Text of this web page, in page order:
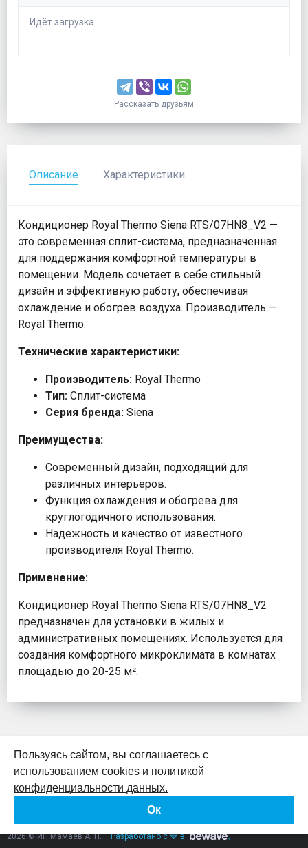
Пользуясь сайтом, вы соглашаетесь с
использованием cookies и политикой
конфиденциальности данных.
Ок
Идёт загрузка...
Рассказать друзьям
Описание Характеристики
Кондиционер Royal Thermo Siena RTS/07HN8_V2 —
это современная сплит-система, предназначенная
для поддержания комфортной температуры в
помещении. Модель сочетает в себе стильный
дизайн и эффективную работу, обеспечивая
охлаждение и обогрев воздуха. Производитель —
Royal Thermo.
Технические характеристики:
Производитель: Royal Thermo
Тип: Сплит-система
Серия бренда: Siena
Преимущества:
Современный дизайн, подходящий для
различных интерьеров.
Функция охлаждения и обогрева для
круглогодичного использования.
Надежность и качество от известного
производителя Royal Thermo.
Применение:
Кондиционер Royal Thermo Siena RTS/07HN8_V2
предназначен для установки в жилых и
административных помещениях. Используется для
создания комфортного микроклимата в комнатах
площадью до 20-25 м².
К началу страницы
Согласие на обработку персональных данных
2026 © ИП Мамаев А. Н.
Разработано с 💙 в